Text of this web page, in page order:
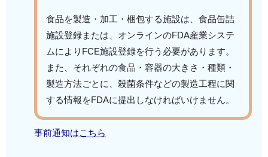
食品を製造・加工・梱包する施設は、食品缶詰
施設登録または、オンラインのFDA産業システ
ムによりFCE施設登録を行う必要があります。
また、それぞれの食品・容器の大きさ・種類・
製造方法ごとに、殺菌条件などの製造工程に関
する情報をFDAに提出しなければいけません。
事前通知はこちら